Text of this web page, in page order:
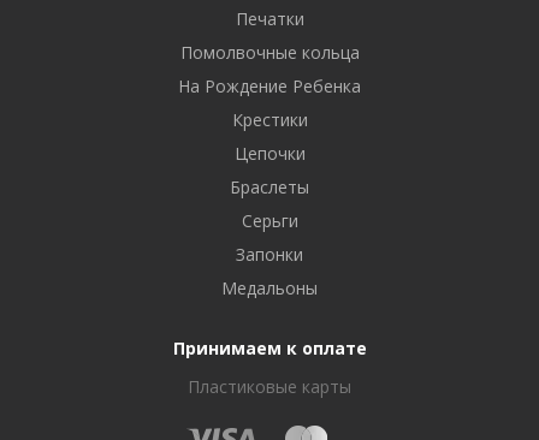
Печатки
Помолвочные кольца
На Рождение Ребенка
Крестики
Цепочки
Браслеты
Серьги
Запонки
Медальоны
Принимаем к оплате
Пластиковые карты